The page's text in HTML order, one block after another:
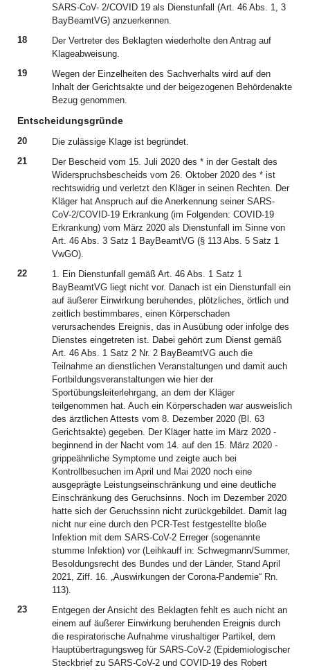
SARS-CoV- 2/COVID 19 als Dienstunfall (Art. 46 Abs. 1, 3
BayBeamtVG) anzuerkennen.
18
Der Vertreter des Beklagten wiederholte den Antrag auf
Klageabweisung.
19
Wegen der Einzelheiten des Sachverhalts wird auf den
Inhalt der Gerichtsakte und der beigezogenen Behördenakte
Bezug genommen.
Entscheidungsgründe
20
Die zulässige Klage ist begründet.
21
Der Bescheid vom 15. Juli 2020 des * in der Gestalt des
Widerspruchsbescheids vom 26. Oktober 2020 des * ist
rechtswidrig und verletzt den Kläger in seinen Rechten. Der
Kläger hat Anspruch auf die Anerkennung seiner SARS-
CoV-2/COVID-19 Erkrankung (im Folgenden: COVID-19
Erkrankung) vom März 2020 als Dienstunfall im Sinne von
Art. 46 Abs. 3 Satz 1 BayBeamtVG (§ 113 Abs. 5 Satz 1
VwGO).
22
1. Ein Dienstunfall gemäß Art. 46 Abs. 1 Satz 1
BayBeamtVG liegt nicht vor. Danach ist ein Dienstunfall ein
auf äußerer Einwirkung beruhendes, plötzliches, örtlich und
zeitlich bestimmbares, einen Körperschaden
verursachendes Ereignis, das in Ausübung oder infolge des
Dienstes eingetreten ist. Dabei gehört zum Dienst gemäß
Art. 46 Abs. 1 Satz 2 Nr. 2 BayBeamtVG auch die
Teilnahme an dienstlichen Veranstaltungen und damit auch
Fortbildungsveranstaltungen wie hier der
Sportübungsleiterlehrgang, an dem der Kläger
teilgenommen hat. Auch ein Körperschaden war ausweislich
des ärztlichen Attests vom 8. Dezember 2020 (Bl. 63
Gerichtsakte) gegeben. Der Kläger hatte im März 2020 -
beginnend in der Nacht vom 14. auf den 15. März 2020 -
grippeähnliche Symptome und zeigte auch bei
Kontrollbesuchen im April und Mai 2020 noch eine
ausgeprägte Leistungseinschränkung und eine deutliche
Einschränkung des Geruchsinns. Noch im Dezember 2020
hatte sich der Geruchssinn nicht zurückgebildet. Damit lag
nicht nur eine durch den PCR-Test festgestellte bloße
Infektion mit dem SARS-CoV-2 Erreger (sogenannte
stumme Infektion) vor (Leihkauff in: Schwegmann/Summer,
Besoldungsrecht des Bundes und der Länder, Stand April
2021, Ziff. 16. „Auswirkungen der Corona-Pandemie“ Rn.
113).
23
Entgegen der Ansicht des Beklagten fehlt es auch nicht an
einem auf äußerer Einwirkung beruhenden Ereignis durch
die respiratorische Aufnahme virushaltiger Partikel, dem
Hauptübertragungsweg für SARS-CoV-2 (Epidemiologischer
Steckbrief zu SARS-CoV-2 und COVID-19 des Robert